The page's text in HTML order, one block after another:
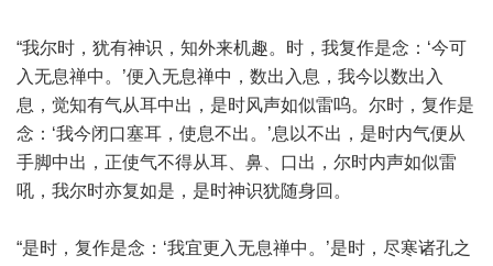
“我尔时，犹有神识，知外来机趣。时，我复作是念：‘今可
入无息禅中。’便入无息禅中，数出入息，我今以数出入
息，觉知有气从耳中出，是时风声如似雷呜。尔时，复作是
念：‘我今闭口塞耳，使息不出。’息以不出，是时内气便从
手脚中出，正使气不得从耳、鼻、口出，尔时内声如似雷
吼，我尔时亦复如是，是时神识犹随身回。
“是时，复作是念：‘我宜更入无息禅中。’是时，尽寒诸孔之